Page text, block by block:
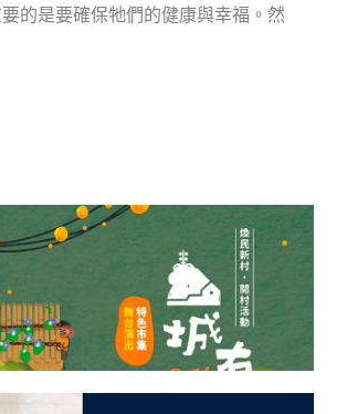
的是要確保牠們的健康與幸福。然